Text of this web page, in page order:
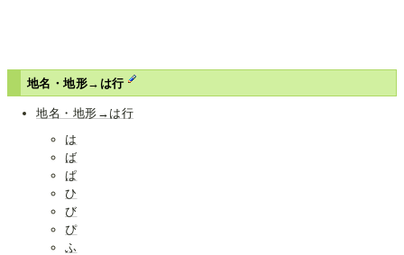
地名・地形→は行
地名・地形→は行
は
ば
ぱ
ひ
び
ぴ
ふ